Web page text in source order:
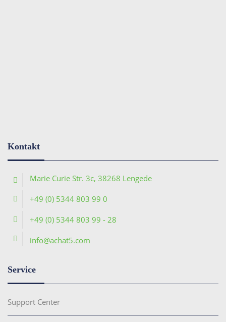
Kontakt
Marie Curie Str. 3c, 38268 Lengede
+49 (0) 5344 803 99 0
+49 (0) 5344 803 99 - 28
info@achat5.com
Service
Support Center